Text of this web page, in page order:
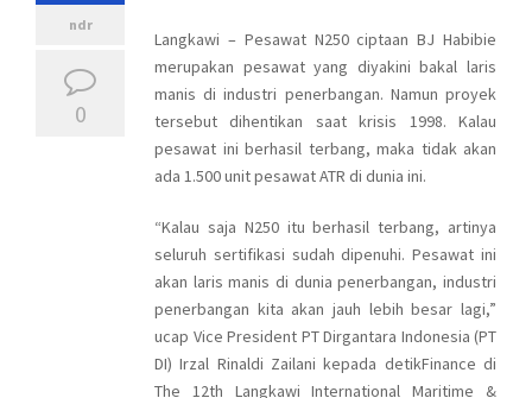
ndr
0
Langkawi – Pesawat N250 ciptaan BJ Habibie
merupakan pesawat yang diyakini bakal laris
manis di industri penerbangan. Namun proyek
tersebut dihentikan saat krisis 1998. Kalau
pesawat ini berhasil terbang, maka tidak akan
ada 1.500 unit pesawat ATR di dunia ini.
“Kalau saja N250 itu berhasil terbang, artinya
seluruh sertifikasi sudah dipenuhi. Pesawat ini
akan laris manis di dunia penerbangan, industri
penerbangan kita akan jauh lebih besar lagi,”
ucap Vice President PT Dirgantara Indonesia (PT
DI) Irzal Rinaldi Zailani kepada detikFinance di
The 12th Langkawi International Maritime &